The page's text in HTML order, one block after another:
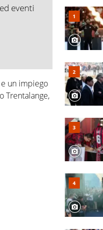
eventi
un impiego
Trentalange,